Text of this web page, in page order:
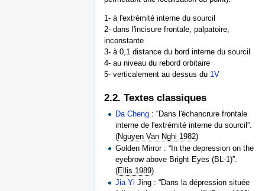
1- à l'extrémité interne du sourcil
2- dans l'incisure frontale, palpatoire,
inconstante
3- à 0,1 distance du bord interne du sourcil
4- au niveau du rebord orbitaire
5- verticalement au dessus du 1V
2.2. Textes classiques
Da Cheng : “Dans l'échancrure frontale
interne de l'extrémité interne du sourcil”.
(Nguyen Van Nghi 1982)
Golden Mirror : “In the depression on the
eyebrow above Bright Eyes (BL-1)”.
(Ellis 1989)
Jia Yi Jing : “Dans la dépression située